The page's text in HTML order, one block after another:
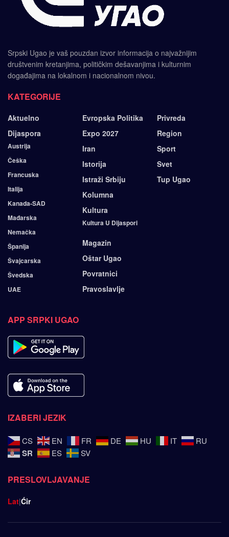
Srpski Ugao je vaš pouzdan izvor informacija o najvažnijim
društvenim kretanjima, političkim dešavanjima i kulturnim
događajima na lokalnom i nacionalnom nivou.
KATEGORIJE
Aktuelno
Dijaspora
Austrija
Češka
Francuska
Italija
Kanada-SAD
Mađarska
Nemačka
Španija
Švajcarska
Švedska
UAE
Evropska Politika
Expo 2027
Iran
Istorija
Istraži Srbiju
Kolumna
Kultura
Kultura U Dijaspori
Magazin
Oštar Ugao
Povratnici
Pravoslavlje
Privreda
Region
Sport
Svet
Tup Ugao
APP SRPKI UGAO
IZABERI JEZIK
CS EN FR DE HU IT RU
SR ES SV
PRESLOVLJAVANJE
Lat|Ćir